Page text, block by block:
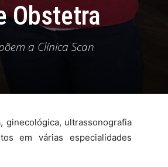
Obstetra
a Clínica Scan
ginecológica, ultrassonografia
em várias especialidades